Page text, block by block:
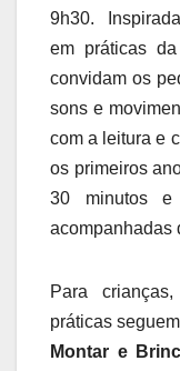
9h30.
em práticas
convidam os
sons e
com a leitura e
os primeiros
30 minutos e
acompanhadas
Para
práticas
Montar e